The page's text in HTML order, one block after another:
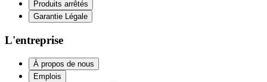
Produits arrêtés
Garantie Légale
L'entreprise
À propos de nous
Emplois